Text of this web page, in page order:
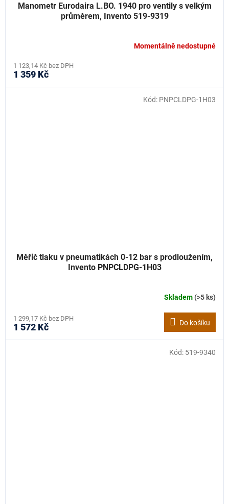
Manometr Eurodaira L.BO. 1940 pro ventily s velkým
průměrem, Invento 519-9319
Momentálně nedostupné
1 123,14 Kč bez DPH
1 359 Kč
Měřič tlaku v pneumatikách 0-12 bar s prodloužením,
Invento PNPCLDPG-1H03
Skladem(>5 ks)
1 299,17 Kč bez DPH
1 572 Kč Do košíku
Kód: PNPCLDPG-1H03
Kód: 519-9340